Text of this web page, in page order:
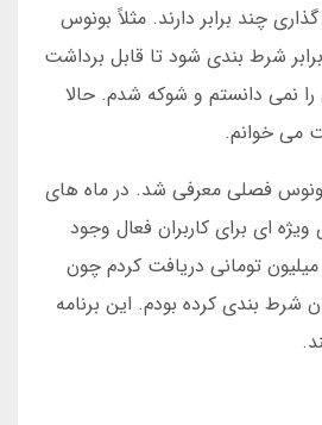
چند برابر دارند. مثلاً بونوس
خوش آمدگویی باید 5 برابر شرط بندی شود تا قابل برداشت
را نمی دانستم و شوکه شدم. حالا
می خوانم.
2024، یک بونوس فصلی معرفی شد. در ماه های
ای برای کاربران فعال وجود
دارد. من یک بونوس 1 میلیون تومانی دریافت کردم چون
تومان شرط بندی کرده بودم. این برنامه